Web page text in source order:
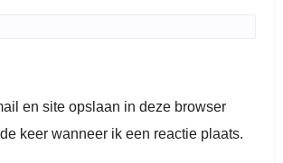
en site opslaan in deze browser
keer wanneer ik een reactie plaats.